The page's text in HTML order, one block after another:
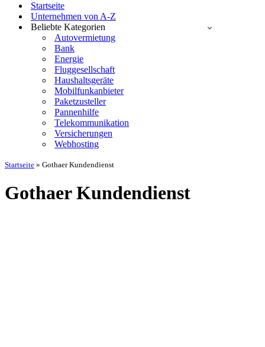
Startseite
Unternehmen von A-Z
Beliebte Kategorien
Autovermietung
Bank
Energie
Fluggesellschaft
Haushaltsgeräte
Mobilfunkanbieter
Paketzusteller
Pannenhilfe
Telekommunikation
Versicherungen
Webhosting
Startseite » Gothaer Kundendienst
Gothaer Kundendienst